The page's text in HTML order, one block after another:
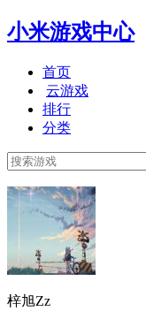
小米游戏中心
首页
云游戏
排行
分类
梓旭Zz